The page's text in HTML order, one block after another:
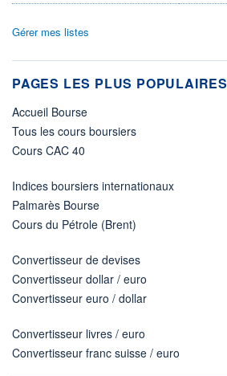
Gérer mes listes
PAGES LES PLUS POPULAIRES
Accueil Bourse
Tous les cours boursiers
Cours CAC 40
Indices boursiers internationaux
Palmarès Bourse
Cours du Pétrole (Brent)
Convertisseur de devises
Convertisseur dollar / euro
Convertisseur euro / dollar
Convertisseur livres / euro
Convertisseur franc suisse / euro